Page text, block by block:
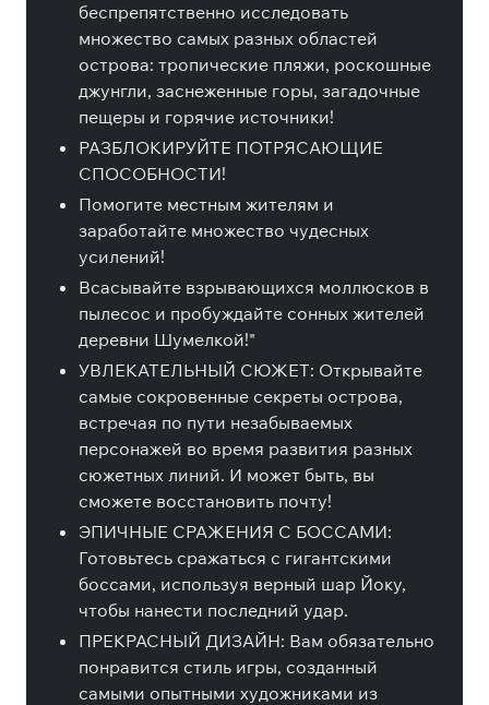
беспрепятственно исследовать
множество самых разных областей
острова: тропические пляжи, роскошные
джунгли, заснеженные горы, загадочные
пещеры и горячие источники!
РАЗБЛОКИРУЙТЕ ПОТРЯСАЮЩИЕ
СПОСОБНОСТИ!
Помогите местным жителям и
заработайте множество чудесных
усилений!
Всасывайте взрывающихся моллюсков в
пылесос и пробуждайте сонных жителей
деревни Шумелкой!"
УВЛЕКАТЕЛЬНЫЙ СЮЖЕТ: Открывайте
самые сокровенные секреты острова,
встречая по пути незабываемых
персонажей во время развития разных
сюжетных линий. И может быть, вы
сможете восстановить почту!
ЭПИЧНЫЕ СРАЖЕНИЯ С БОССАМИ:
Готовьтесь сражаться с гигантскими
боссами, используя верный шар Йоку,
чтобы нанести последний удар.
ПРЕКРАСНЫЙ ДИЗАЙН: Вам обязательно
понравится стиль игры, созданный
самыми опытными художниками из